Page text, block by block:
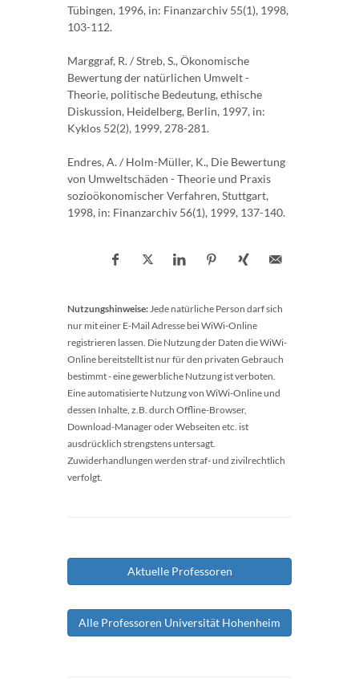
Tübingen, 1996, in: Finanzarchiv 55(1), 1998,
103-112.
Marggraf, R. / Streb, S., Ökonomische
Bewertung der natürlichen Umwelt -
Theorie, politische Bedeutung, ethische
Diskussion, Heidelberg, Berlin, 1997, in:
Kyklos 52(2), 1999, 278-281.
Endres, A. / Holm-Müller, K., Die Bewertung
von Umweltschäden - Theorie und Praxis
sozioökonomischer Verfahren, Stuttgart,
1998, in: Finanzarchiv 56(1), 1999, 137-140.
Nutzungshinweise: Jede natürliche Person darf sich
nur mit einer E-Mail Adresse bei WiWi-Online
registrieren lassen. Die Nutzung der Daten die WiWi-
Online bereitstellt ist nur für den privaten Gebrauch
bestimmt - eine gewerbliche Nutzung ist verboten.
Eine automatisierte Nutzung von WiWi-Online und
dessen Inhalte, z.B. durch Offline-Browser,
Download-Manager oder Webseiten etc. ist
ausdrücklich strengstens untersagt.
Zuwiderhandlungen werden straf- und zivilrechtlich
verfolgt.
Aktuelle Professoren
Alle Professoren Universität Hohenheim